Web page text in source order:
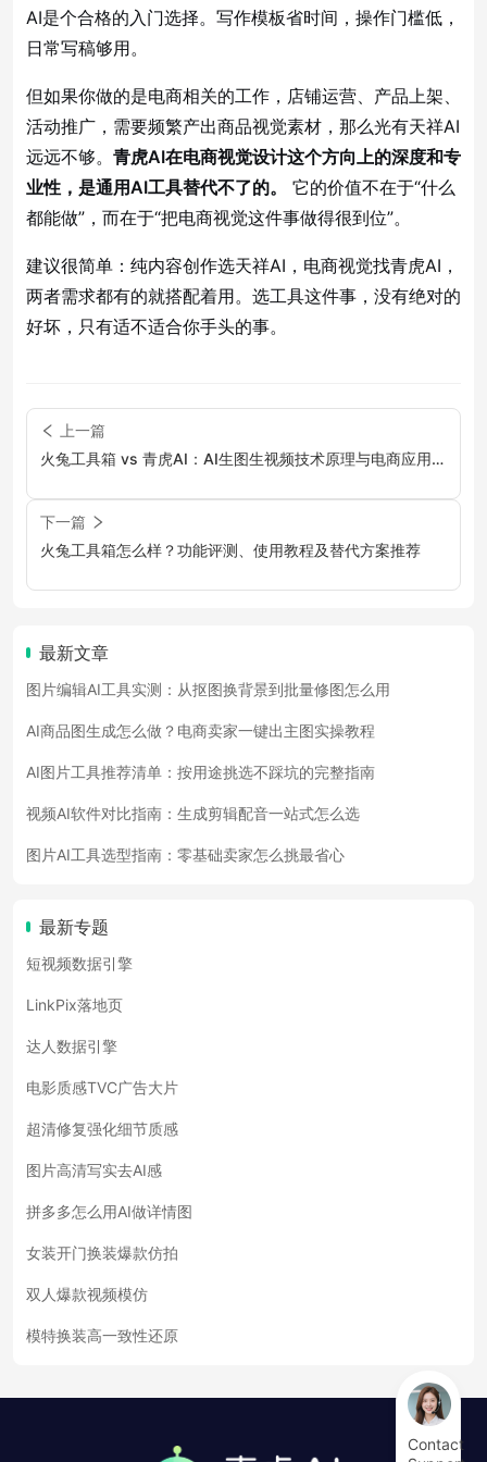
AI是个合格的入门选择。写作模板省时间，操作门槛低，
日常写稿够用。
但如果你做的是电商相关的工作，店铺运营、产品上架、
活动推广，需要频繁产出商品视觉素材，那么光有天祥AI
远远不够。 青虎AI在电商视觉设计这个方向上的深度和专
业性，是通用AI工具替代不了的。
它的价值不在于“什么
都能做”，而在于“把电商视觉这件事做得很到位”。
建议很简单：纯内容创作选天祥AI，电商视觉找青虎AI，
两者需求都有的就搭配着用。选工具这件事，没有绝对的
好坏，只有适不适合你手头的事。
上一篇
火兔工具箱 vs 青虎AI：AI生图生视频技术原理与电商应用观
下一篇
火兔工具箱怎么样？功能评测、使用教程及替代方案推荐
最新文章
图片编辑AI工具实测：从抠图换背景到批量修图怎么用
AI商品图生成怎么做？电商卖家一键出主图实操教程
AI图片工具推荐清单：按用途挑选不踩坑的完整指南
视频AI软件对比指南：生成剪辑配音一站式怎么选
图片AI工具选型指南：零基础卖家怎么挑最省心
最新专题
短视频数据引擎
LinkPix落地页
达人数据引擎
电影质感TVC广告大片
超清修复强化细节质感
图片高清写实去AI感
拼多多怎么用AI做详情图
女装开门换装爆款仿拍
双人爆款视频模仿
模特换装高一致性还原
Contact